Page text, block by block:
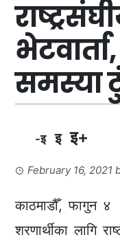
समस्या
-इ इ इ+
February 16, 2021
काठमाडौँ, फागुन ४
शरणार्थीका लागि